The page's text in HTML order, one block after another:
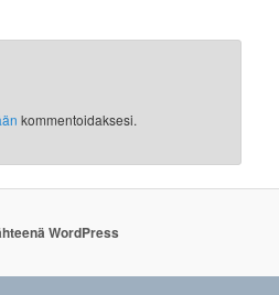
kommentoidaksesi.
WordPress